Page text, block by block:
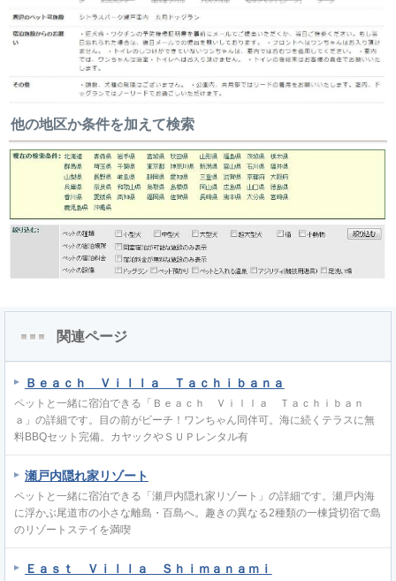
他の地区か条件を加えて検索
関連ページ
Ｂｅａｃｈ Ｖｉｌｌａ Ｔａｃｈｉｂａｎａ
ペットと一緒に宿泊できる「Ｂｅａｃｈ Ｖｉｌｌａ Ｔａｃｈｉｂａｎ
ａ」の詳細です。目の前がビーチ！ワンちゃん同伴可。海に続くテラスに無
料BBQセット完備。カヤックやＳＵＰレンタル有
瀬戸内隠れ家リゾート
ペットと一緒に宿泊できる「瀬戸内隠れ家リゾート」の詳細です。瀬戸内海
に浮かぶ尾道市の小さな離島・百島へ。趣きの異なる2種類の一棟貸切宿で島
のリゾートステイを満喫
Ｅａｓｔ Ｖｉｌｌａ Ｓｈｉｍａｎａｍｉ